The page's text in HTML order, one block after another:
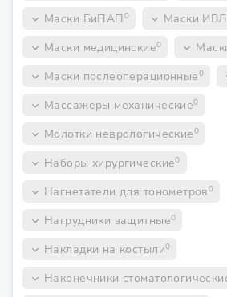
keyboard_arrow_down Маски БиПАП0 keyboard_arrow_down Маски ИВЛ
keyboard_arrow_down Маски медицинские0 keyboard_arrow_down
keyboard_arrow_down Маски послеоперационные0
keyboard_arrow_down Массажеры механические0
keyboard_arrow_down Молотки неврологические0
keyboard_arrow_down Наборы хирургические0
keyboard_arrow_down Нагнетатели для тонометров0
keyboard_arrow_down Нагрудники защитные0
keyboard_arrow_down Накладки на костыли0
keyboard_arrow_down Наконечники